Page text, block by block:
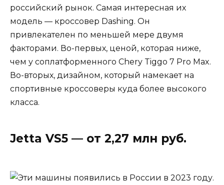
российский рынок. Самая интересная их
модель — кроссовер Dashing. Он
привлекателен по меньшей мере двумя
факторами. Во-первых, ценой, которая ниже,
чем у соплатформенного Chery Tiggo 7 Pro Max.
Во-вторых, дизайном, который намекает на
спортивные кроссоверы куда более высокого
класса.
Jetta VS5 — от 2,27 млн руб.